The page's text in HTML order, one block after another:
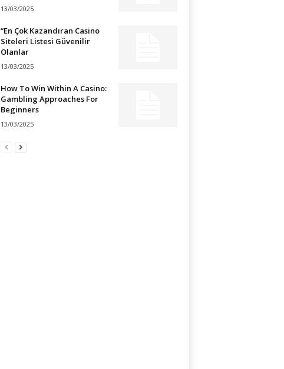
13/03/2025
“En Çok Kazandıran Casino
Siteleri Listesi Güvenilir
Olanlar
13/03/2025
How To Win Within A Casino:
Gambling Approaches For
Beginners
13/03/2025